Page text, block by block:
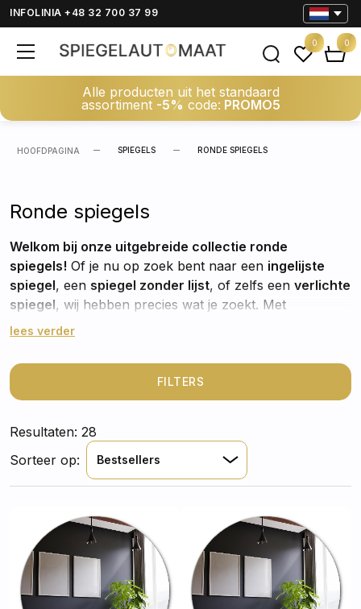
INFOLINIA +48 32 700 37 99
Alle producten uit het standaard
assortiment -5% code: PROMO5
0 0
HOOFDPAGINA SPIEGELS RONDE SPIEGELS
Ronde spiegels
Welkom bij onze uitgebreide collectie ronde
spiegels! Of je nu op zoek bent naar een ingelijste
spiegel, een spiegel zonder lijst, of zelfs een verlichte
spiegel, wij hebben precies wat je zoekt. Met
verschillende maten en stijlen beschikbaar, zul je zeker
compleet te maken.Bekijk onze selectieenbestel
jouw favoriet vandaag nog online
lees verder
FILTERS
Resultaten: 28
Sorteer op:
Bestsellers